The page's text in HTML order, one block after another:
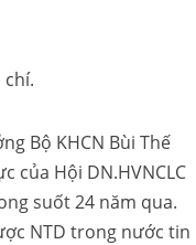
Bộ KHCN Bùi Thế
của Hội DN.HVNCLC
suốt 24 năm qua.
NTD trong nước tin